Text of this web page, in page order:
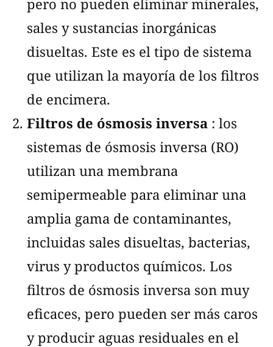
sales y sustancias inorgánicas
disueltas. Este es el tipo de sistema
que utilizan la mayoría de los filtros
de encimera.
Filtros de ósmosis inversa : los
sistemas de ósmosis inversa (RO)
utilizan una membrana
semipermeable para eliminar una
amplia gama de contaminantes,
incluidas sales disueltas, bacterias,
virus y productos químicos. Los
filtros de ósmosis inversa son muy
eficaces, pero pueden ser más caros
y producir aguas residuales en el